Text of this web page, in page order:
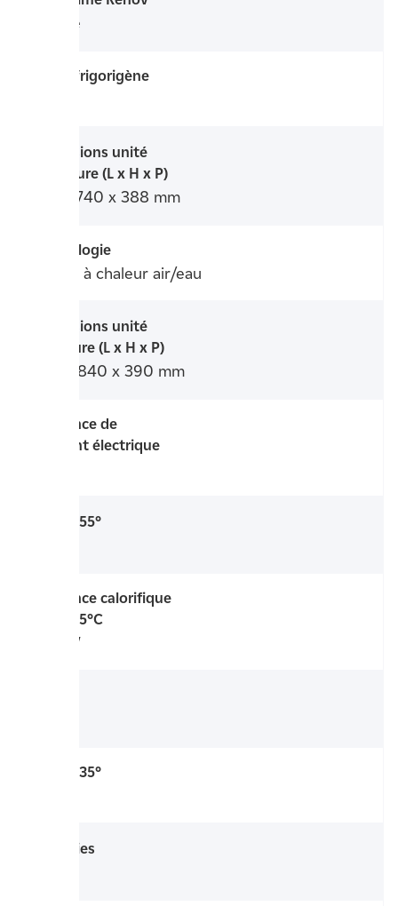
Eligible
Fluide frigorigène
Dimensions unité
extérieure (L x H x P)
884 x 740 x 388 mm
Technologie
Pompe à chaleur air/eau
Dimensions unité
intérieure (L x H x P)
440 x 840 x 390 mm
Puissance de
l'appoint électrique
SCOP +55°
Puissance calorifique
-7°C/+35°C
6,4 kW
SCOP +35°
Garanties